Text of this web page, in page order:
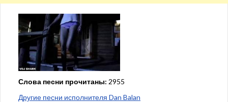
Слова песни прочитаны: 2955
Другие песни исполнителя Dan Balan